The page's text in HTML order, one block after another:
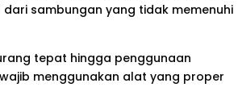
sambungan yang tidak memenuhi
tepat hingga penggunaan
menggunakan alat yang proper